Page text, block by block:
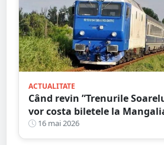
ACTUALITATE
Când revin ”Trenurile
vor costa biletele la
16 mai 2026